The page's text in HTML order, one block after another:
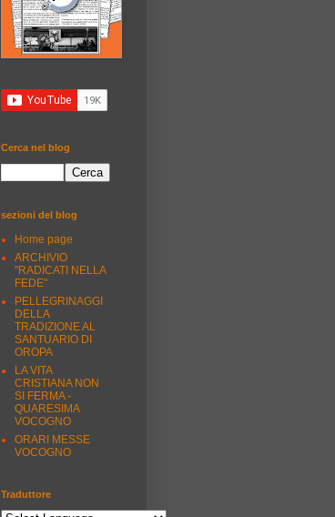
Cerca nel blog
sezioni del blog
Home page
ARCHIVIO
"RADICATI NELLA
FEDE"
PELLEGRINAGGI
DELLA
TRADIZIONE AL
SANTUARIO DI
OROPA
LA VITA
CRISTIANA NON
SI FERMA -
QUARESIMA
VOCOGNO
ORARI MESSE
VOCOGNO
Traduttore